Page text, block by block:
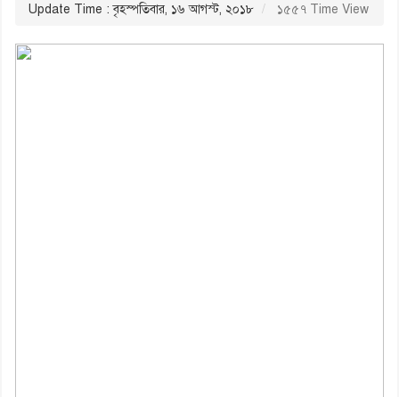
Update Time : বৃহস্পতিবার, ১৬ আগস্ট, ২০১৮ ১৫৫৭ Time View